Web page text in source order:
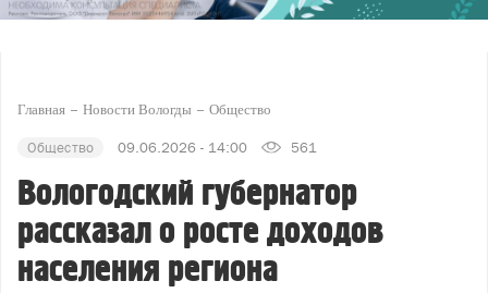
Главная Новости Вологды Общество
Общество 09.06.2026 - 14:00 561
Вологодский губернатор
рассказал о росте доходов
населения региона